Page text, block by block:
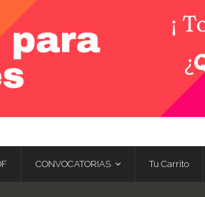
CONVOCATORIAS Tu Carrito